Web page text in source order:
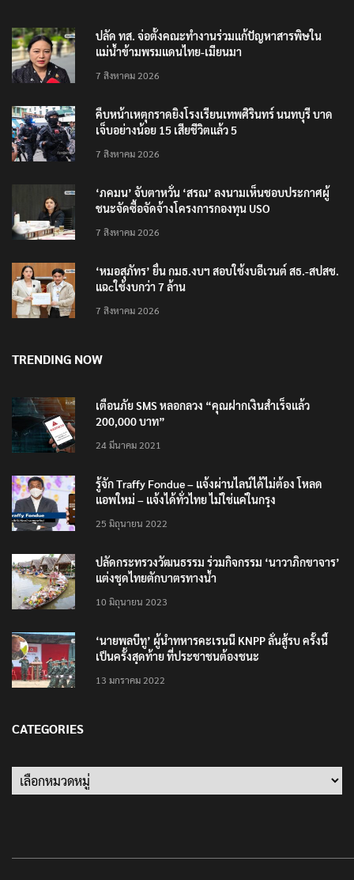
ปลัด ทส. จ่อตั้งคณะทำงานร่วมแก้ปัญหาสารพิษใน
แม่น้ำข้ามพรมแดนไทย-เมียนมา
7 สิงหาคม 2026
คืบหน้าเหตุกราดยิงโรงเรียนเทพศิรินทร์ นนทบุรี บาด
เจ็บอย่างน้อย 15 เสียชีวิตแล้ว 5
7 สิงหาคม 2026
‘ภคมน’ จับตาหวั่น ‘สรณ’ ลงนามเห็นชอบประกาศผู้
ชนะจัดซื้อจัดจ้างโครงการกองทุน USO
7 สิงหาคม 2026
‘หมอสุภัทร’ ยื่น กมธ.งบฯ สอบใช้งบอีเวนต์ สธ.-สปสช.
แฉcใช้งบกว่า 7 ล้าน
7 สิงหาคม 2026
TRENDING NOW
เตือนภัย SMS หลอกลวง “คุณฝากเงินสำเร็จแล้ว
200,000 บาท”
24 มีนาคม 2021
รู้จัก Traffy Fondue – แจ้งผ่านไลน์ได้ไม่ต้อง โหลด
แอพใหม่ – แจ้งได้ทั่วไทย ไม่ใช่แค่ในกรุง
25 มิถุนายน 2022
ปลัดกระทรวงวัฒนธรรม ร่วมกิจกรรม ‘นาวาภิกขาจาร’
แต่งชุดไทยตักบาตรทางน้ำ
10 มิถุนายน 2023
‘นายพลบีทู’ ผู้นำทหารคะเรนนี KNPP ลั่นสู้รบ ครั้งนี้
เป็นครั้งสุดท้าย ที่ประชาชนต้องชนะ
13 มกราคม 2022
CATEGORIES
Categories